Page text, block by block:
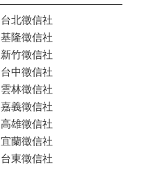
台北徵信社
基隆徵信社
新竹徵信社
台中徵信社
雲林徵信社
嘉義徵信社
高雄徵信社
宜蘭徵信社
台東徵信社